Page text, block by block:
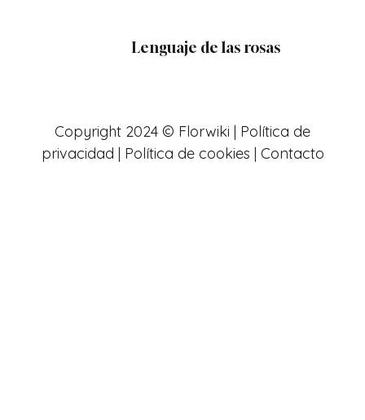
Lenguaje de las rosas
Copyright 2024 © Florwiki | Política de
privacidad | Política de cookies | Contacto